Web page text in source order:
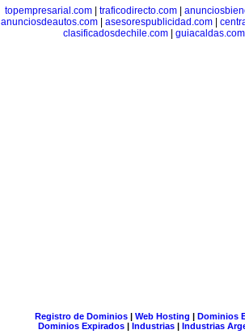
topempresarial.com
traficodirecto.com
anunciosdeautos.com| asesorespublicidad.com|
clasificadosdechile.com| guiacaldas.com|
Registro de Dominios| Web Hosting | Dominios
Dominios Expirados | Industrias | Industrias